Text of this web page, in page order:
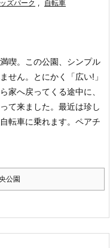
ズパーク , 自転車
喫。この公園、シンプル
せん。とにかく「広い!」
家へ戻ってくる途中に、
て来ました。 最近は珍し
転車に乗れます。ペアチ
公園